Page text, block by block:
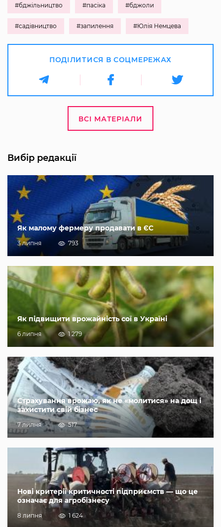
#бджільництво #пасіка #бджоли
#садівництво #запилення #Юлія Немцева
ПОДІЛИТИСЯ В СОЦМЕРЕЖАХ
ВСІ МАТЕРІАЛИ
Вибір редакції
Як малому фермеру продавати в ЄС
3 липня 793
Як підвищити врожайність сої в Україні
6 липня 1 279
Страхування врожаю, як не «молитися» на дощ і
захистити свій бізнес
7 липня 517
Нові критерії критичності підприємств — що це
означає для агробізнесу
8 липня 1 624